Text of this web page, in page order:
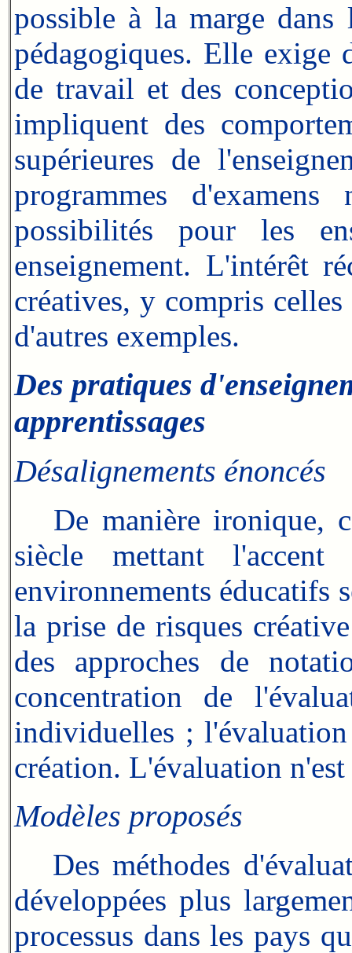
possible à la marge dans
pédagogiques. Elle exige
de travail et des
impliquent des
supérieures de
programmes
possibilités pour les
enseignement. L'intérêt
créatives, y compris
d'autres exemples.
Des pratiques
apprentissages
Désalignements énoncés
De manière ironique,
siècle mettant
environnements éducatifs
la prise de risques
des approches de
concentration de
individuelles ;
création. L'évaluation
Modèles proposés
Des méthodes
développées plus
processus dans les pays